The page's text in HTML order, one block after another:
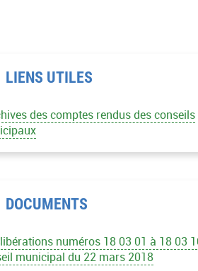
LIENS UTILES
des comptes rendus des conseils
DOCUMENTS
numéros 18 03 01 à 18 03
municipal du 22 mars 2018